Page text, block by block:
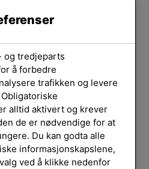
og tredjeparts
å forbedre
trafikken og levere
alltid aktivert og krever
de er nødvendige for at
Du kan godta alle
informasjonskapslene,
ved å klikke nedenfor